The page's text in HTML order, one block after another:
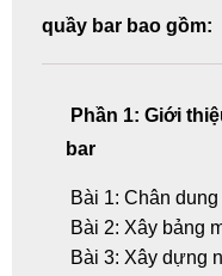
quầy bar bao gồm:
Phần 1: Giới
bar
Bài 1: Chân
Bài 2: Xây bảng
Bài 3: Xây dựng